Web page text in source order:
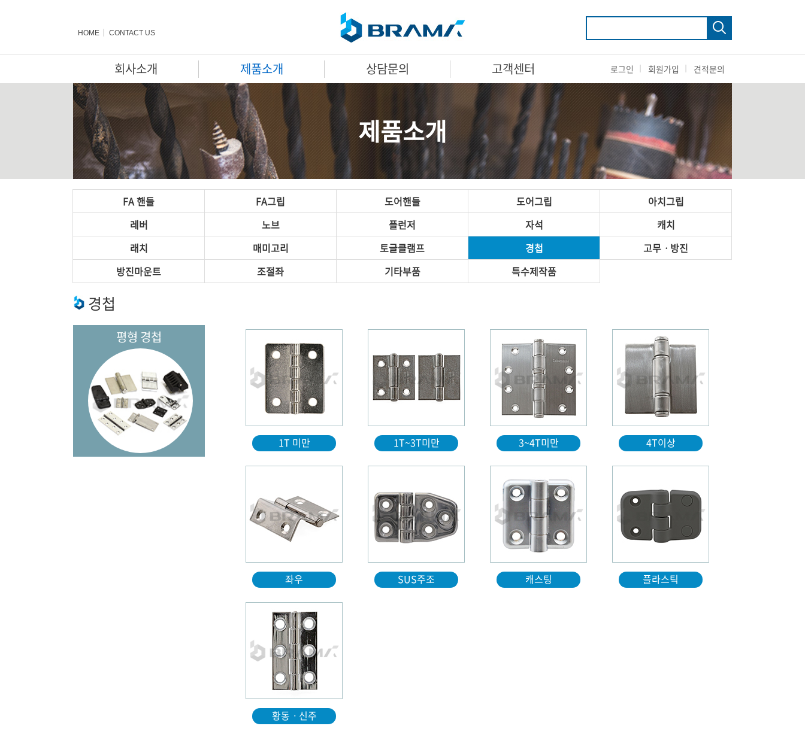
HOME CONTACT US
회사소개 제품소개 상담문의 고객센터 로그인 회원가입 견적문의
제품소개
FA 핸들 FA그립 도어핸들 도어그립
아치그립
레버
노브 플런저 자석
캐치
래치
매미고리 토글클램프 경첩
고무ㆍ방진
방진마운트
조절좌 기타부품 특수제작품
경첩
평형 경첩
1T 미만 1T~3T미만 3~4T미만 4T이상
좌우 SUS주조 캐스팅 플라스틱
황동ㆍ신주